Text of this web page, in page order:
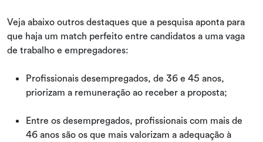
Veja abaixo outros destaques que a pesquisa aponta para
que haja um match perfeito entre candidatos a uma vaga
de trabalho e empregadores:
Profissionais desempregados, de 36 e 45 anos,
priorizam a remuneração ao receber a proposta;
Entre os desempregados, profissionais com mais de
46 anos são os que mais valorizam a adequação à